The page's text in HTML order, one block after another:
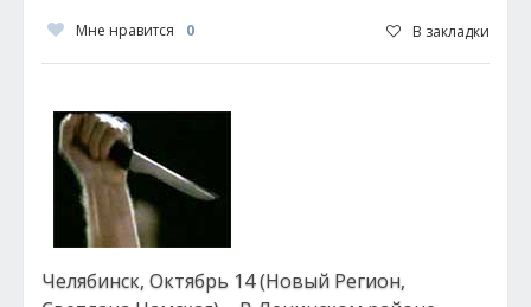
Мне нравится 0 В закладки
Челябинск, Октябрь 14 (Новый Регион,